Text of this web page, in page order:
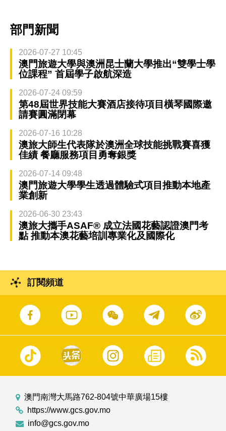
部門新聞
2026-07-27 10:45
澳門旅遊大學與澳洲昆士蘭大學推出“雙學士學
位課程” 首屆學子啟航深造
2026-07-24 09:59
第48屆世界技能大賽酒店接待項目橫琴國際邀
請賽圓滿閉幕
2026-07-16 10:28
澳旅大師生代表隊於澳洲全球技能挑戰賽喜獲
佳績 餐廳服務項目勇奪銀獎
2026-07-14 09:48
澳門旅遊大學學生透過體驗式項目推動本地產
業創新
2026-06-30 23:43
澳旅大攜手ASAF® 成立法國花藝認證澳門考
點 推動本澳花藝培訓專業化及國際化
訂閱頻道
澳門南灣大馬路762-804號中華廣場15樓
https://www.gcs.gov.mo
info@gcs.gov.mo